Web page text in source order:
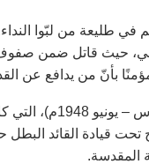
حيث قاتل
بأنّ من يدافع عن
ولم يتوقف عطاؤه عند
قيادة القائد
المقدسة.